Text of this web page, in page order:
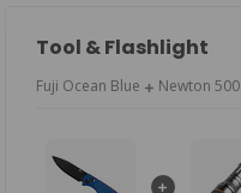
Tool & Flashlight
Fuji Ocean Blue Newton 500